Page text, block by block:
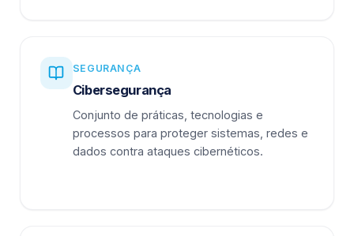
SEGURANÇA
Cibersegurança
Conjunto de práticas, tecnologias e
processos para proteger sistemas, redes e
dados contra ataques cibernéticos.